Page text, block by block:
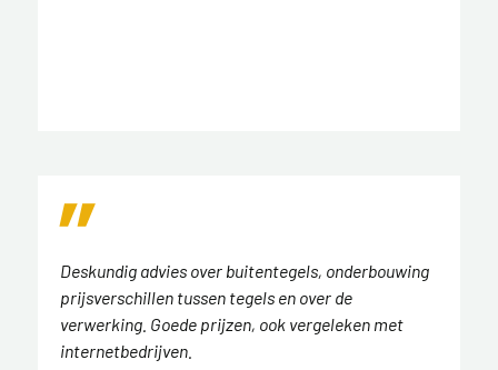
Deskundig advies over buitentegels, onderbouwing
prijsverschillen tussen tegels en over de
verwerking. Goede prijzen, ook vergeleken met
internetbedrijven.